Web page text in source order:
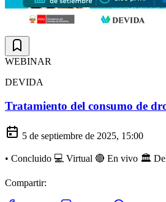
WEBINAR
DEVIDA
Tratamiento del consumo de
5 de septiembre de 2025, 15:00
• Concluido 💻 Virtual 🔴 En vivo 🏛️ Del
Compartir: